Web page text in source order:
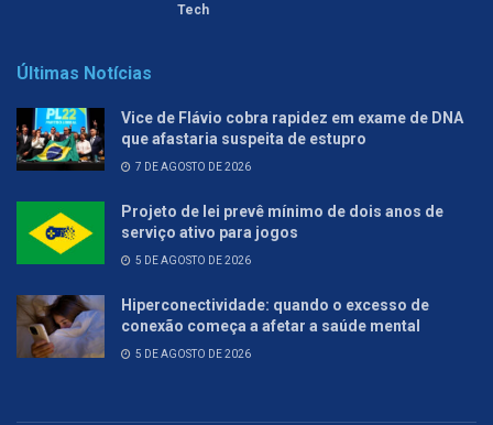
Tech
Últimas Notícias
Vice de Flávio cobra rapidez em exame de DNA
que afastaria suspeita de estupro
7 DE AGOSTO DE 2026
Projeto de lei prevê mínimo de dois anos de
serviço ativo para jogos
5 DE AGOSTO DE 2026
Hiperconectividade: quando o excesso de
conexão começa a afetar a saúde mental
5 DE AGOSTO DE 2026